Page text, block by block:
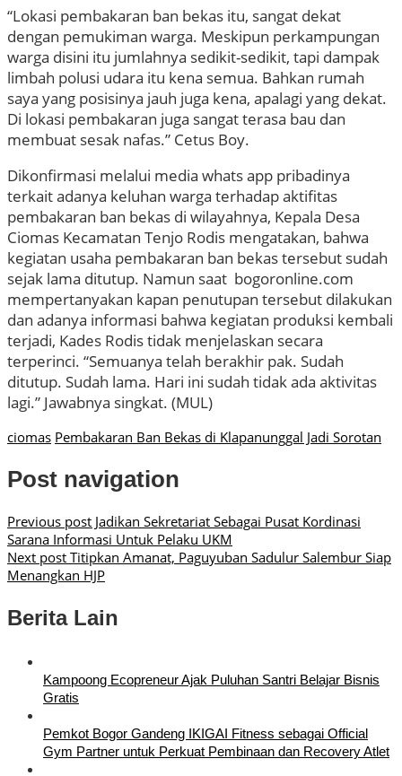
“Lokasi pembakaran ban bekas itu, sangat dekat
dengan pemukiman warga. Meskipun perkampungan
warga disini itu jumlahnya sedikit-sedikit, tapi dampak
limbah polusi udara itu kena semua. Bahkan rumah
saya yang posisinya jauh juga kena, apalagi yang dekat.
Di lokasi pembakaran juga sangat terasa bau dan
membuat sesak nafas.” Cetus Boy.
Dikonfirmasi melalui media whats app pribadinya
terkait adanya keluhan warga terhadap aktifitas
pembakaran ban bekas di wilayahnya, Kepala Desa
Ciomas Kecamatan Tenjo Rodis mengatakan, bahwa
kegiatan usaha pembakaran ban bekas tersebut sudah
sejak lama ditutup. Namun saat bogoronline.com
mempertanyakan kapan penutupan tersebut dilakukan
dan adanya informasi bahwa kegiatan produksi kembali
terjadi, Kades Rodis tidak menjelaskan secara
terperinci. “Semuanya telah berakhir pak. Sudah
ditutup. Sudah lama. Hari ini sudah tidak ada aktivitas
lagi.” Jawabnya singkat. (MUL)
ciomas Pembakaran Ban Bekas di Klapanunggal Jadi Sorotan
Post navigation
Previous post Jadikan Sekretariat Sebagai Pusat Kordinasi
Sarana Informasi Untuk Pelaku UKM
Next post Titipkan Amanat, Paguyuban Sadulur Salembur Siap
Menangkan HJP
Berita Lain
Kampoong Ecopreneur Ajak Puluhan Santri Belajar Bisnis
Gratis
Pemkot Bogor Gandeng IKIGAI Fitness sebagai Official
Gym Partner untuk Perkuat Pembinaan dan Recovery Atlet